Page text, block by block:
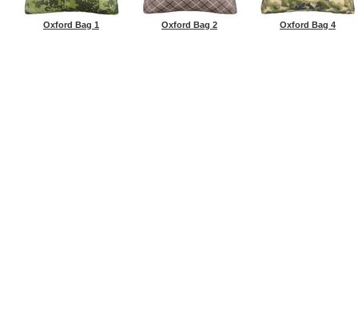
Oxford Bag 1 Oxford Bag 2 Oxford Bag 4